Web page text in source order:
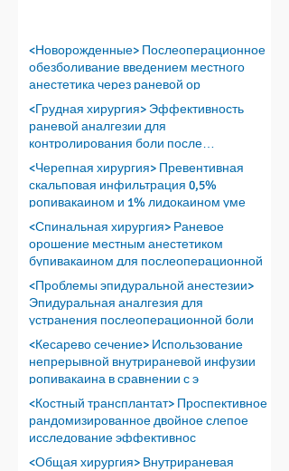
<Новорожденные> Послеоперационное
обезболивание введением местного
анестетика через раневой ор
<Грудная хирургия> Эффективность
раневой аналгезии для
контролирования боли после
проведения т
<Черепная хирургия> Превентивная
скальповая инфильтрация 0,5%
ропивакаином и 1% лидокаином уме
<Спинальная хирургия> Раневое
орошение местным анестетиком
бупивакаином для послеоперационной
<Проблемы эпидуральной анестезии>
Эпидуральная аналгезия для
устранения послеоперационной боли
<Кесарево сечение> Использование
непрерывной внутрираневой инфузии
ропивакаина в сравнении с э
<Костный трансплантат> Проспективное
рандомизированное двойное слепое
исследование эффективнос
<Общая хирургия> Внутрираневая